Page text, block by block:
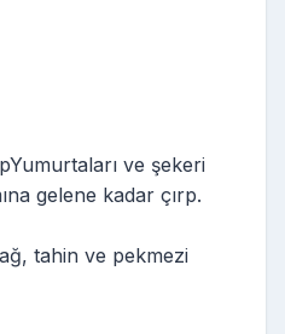
ve şekeri
gelene kadar çırp.
tahin ve pekmezi